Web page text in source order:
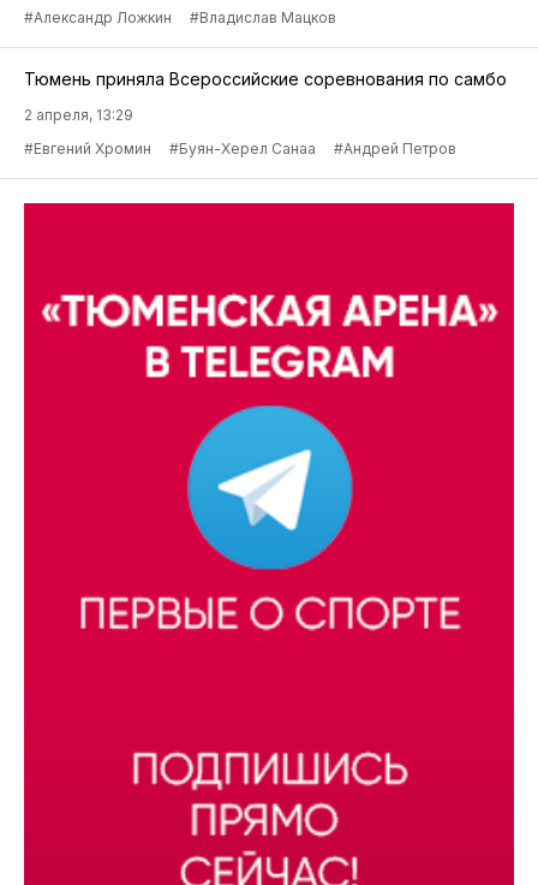
#Александр Ложкин
#Владислав Мацков
Тюмень приняла Всероссийские соревнования по самбо
2 апреля, 13:29
#Евгений Хромин
#Буян-Херел Санаа #Андрей Петров